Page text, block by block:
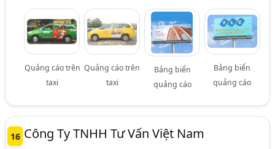
Quảng cáo trên
taxi
Quảng cáo trên
taxi
Bảng biển
quảng cáo
Bảng biển
quảng cáo
16 Công Ty TNHH Tư Vấn Việt Nam